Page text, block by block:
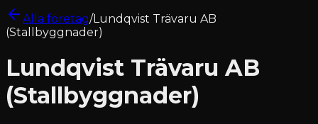
Alla företag/Lundqvist Trävaru AB
(Stallbyggnader)
Lundqvist Trävaru AB
(Stallbyggnader)